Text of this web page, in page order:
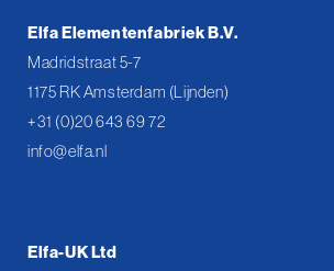
Elfa Elementenfabriek B.V.
Madridstraat 5-7
1175 RK Amsterdam (Lijnden)
+31 (0)20 643 69 72
info@elfa.nl
Elfa-UK Ltd